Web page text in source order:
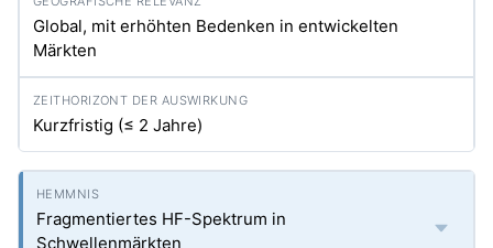
Global, mit erhöhten Bedenken in entwickelten
Märkten
Kurzfristig (≤ 2 Jahre)
Fragmentiertes HF-Spektrum in
Schwellenmärkten